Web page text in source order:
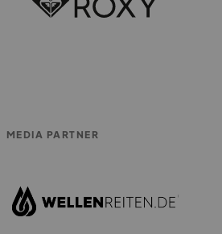
MEDIA PARTNER